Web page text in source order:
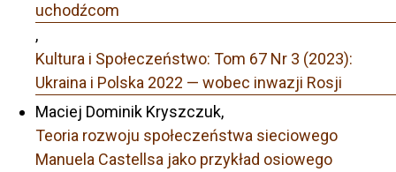
uchodźcom
,
Kultura i Społeczeństwo: Tom 67 Nr 3 (2023):
Ukraina i Polska 2022 — wobec inwazji Rosji
Maciej Dominik Kryszczuk,
Teoria rozwoju społeczeństwa sieciowego
Manuela Castellsa jako przykład osiowego